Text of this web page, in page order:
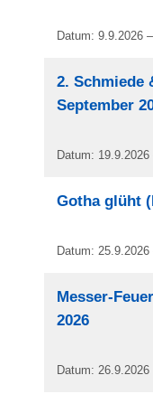
Datum: 9.9.2026
2. Schmiede
September
Datum:
Gotha glüht
Datum:
Messer-
2026
Datum: 26.9.2026